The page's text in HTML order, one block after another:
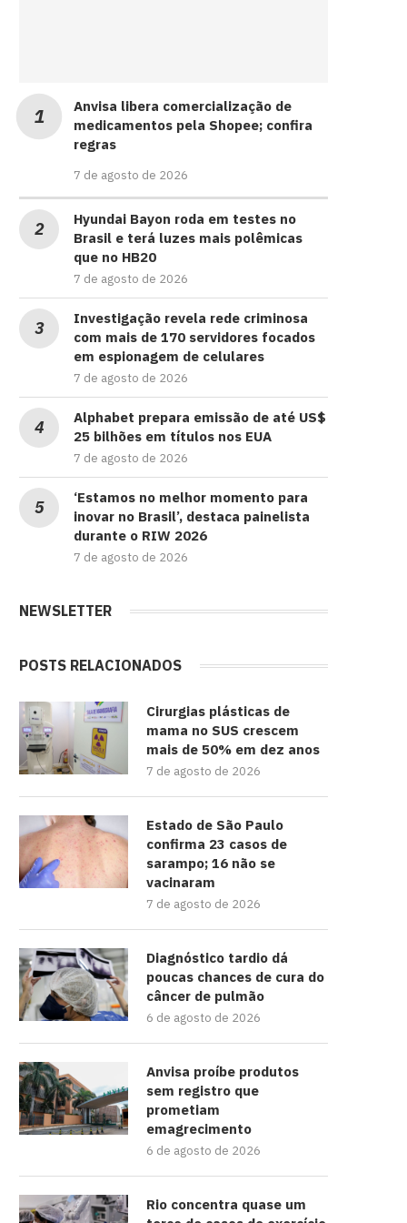
Anvisa libera comercialização de
medicamentos pela Shopee; confira
regras
7 de agosto de 2026
Hyundai Bayon roda em testes no
Brasil e terá luzes mais polêmicas
que no HB20
7 de agosto de 2026
Investigação revela rede criminosa
com mais de 170 servidores focados
em espionagem de celulares
7 de agosto de 2026
Alphabet prepara emissão de até US$
25 bilhões em títulos nos EUA
7 de agosto de 2026
‘Estamos no melhor momento para
inovar no Brasil’, destaca painelista
durante o RIW 2026
7 de agosto de 2026
NEWSLETTER
POSTS RELACIONADOS
Cirurgias plásticas de
mama no SUS crescem
mais de 50% em dez anos
7 de agosto de 2026
Estado de São Paulo
confirma 23 casos de
sarampo; 16 não se
vacinaram
7 de agosto de 2026
Diagnóstico tardio dá
poucas chances de cura do
câncer de pulmão
6 de agosto de 2026
Anvisa proíbe produtos
sem registro que
prometiam
emagrecimento
6 de agosto de 2026
Rio concentra quase um